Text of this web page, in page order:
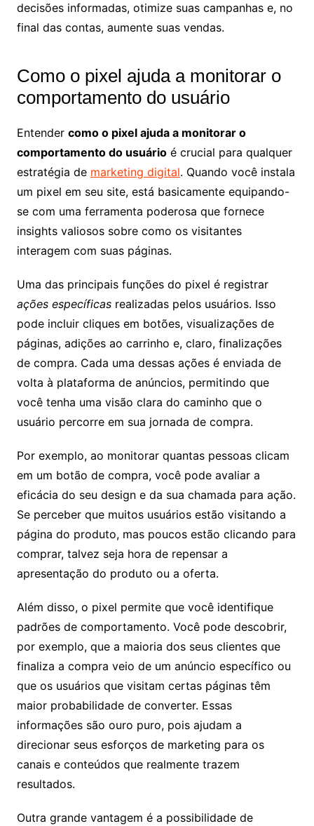
decisões informadas, otimize suas campanhas e, no
final das contas, aumente suas vendas.
Como o pixel ajuda a monitorar o
comportamento do usuário
Entender como o pixel ajuda a monitorar o
comportamento do usuárioé crucial para qualquer
estratégia de marketing digital. Quando você instala
um pixel em seu site, está basicamente equipando-
se com uma ferramenta poderosa que fornece
insights valiosos sobre como os visitantes
interagem com suas páginas.
Uma das principais funções do pixel é registrar
ações específicasrealizadas pelos usuários. Isso
pode incluir cliques em botões, visualizações de
páginas, adições ao carrinho e, claro, finalizações
de compra. Cada uma dessas ações é enviada de
volta à plataforma de anúncios, permitindo que
você tenha uma visão clara do caminho que o
usuário percorre em sua jornada de compra.
Por exemplo, ao monitorar quantas pessoas clicam
em um botão de compra, você pode avaliar a
eficácia do seu design e da sua chamada para ação.
Se perceber que muitos usuários estão visitando a
página do produto, mas poucos estão clicando para
comprar, talvez seja hora de repensar a
apresentação do produto ou a oferta.
Além disso, o pixel permite que você identifique
padrões de comportamento. Você pode descobrir,
por exemplo, que a maioria dos seus clientes que
finaliza a compra veio de um anúncio específico ou
que os usuários que visitam certas páginas têm
maior probabilidade de converter. Essas
informações são ouro puro, pois ajudam a
direcionar seus esforços de marketing para os
canais e conteúdos que realmente trazem
resultados.
Outra grande vantagem é a possibilidade de